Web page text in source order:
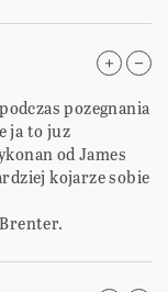
pozegnania
ja to juz
od James
kojarze sobie